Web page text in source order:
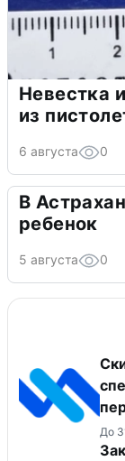
Невестка
из
6 августа 0
В
ребенок
5 августа 0
До